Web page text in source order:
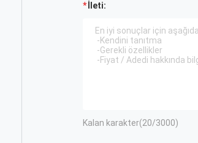
İleti:
Kalan karakter(20/3000)